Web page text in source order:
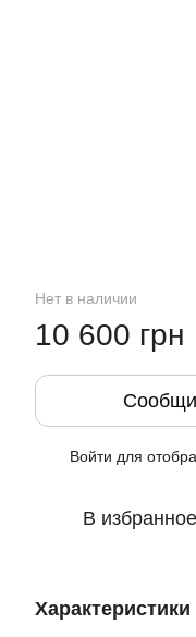
Нет в наличии
10 600 грн
Войти для
В избранное
Характеристики